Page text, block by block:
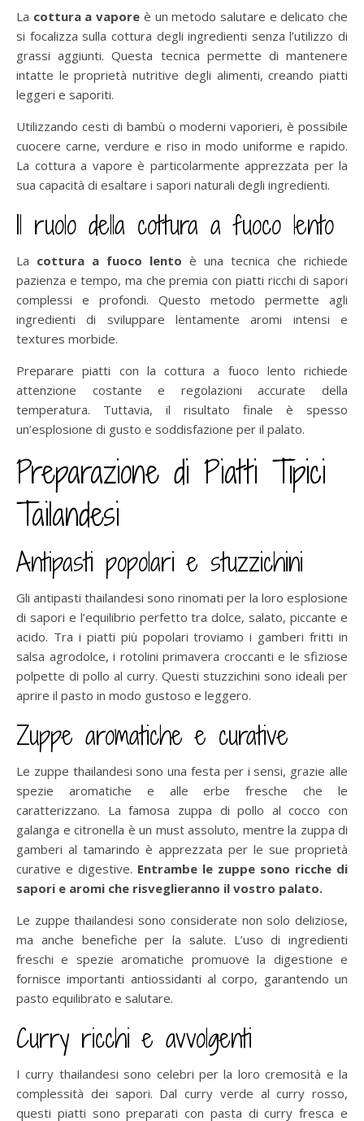
La cottura a vapore è un metodo salutare e delicato che
si focalizza sulla cottura degli ingredienti senza l’utilizzo di
grassi aggiunti. Questa tecnica permette di mantenere
intatte le proprietà nutritive degli alimenti, creando piatti
leggeri e saporiti.
Utilizzando cesti di bambù o moderni vaporieri, è possibile
cuocere carne, verdure e riso in modo uniforme e rapido.
La cottura a vapore è particolarmente apprezzata per la
sua capacità di esaltare i sapori naturali degli ingredienti.
Il ruolo della cottura a fuoco lento
La cottura a fuoco lento è una tecnica che richiede
pazienza e tempo, ma che premia con piatti ricchi di sapori
complessi e profondi. Questo metodo permette agli
ingredienti di sviluppare lentamente aromi intensi e
textures morbide.
Preparare piatti con la cottura a fuoco lento richiede
attenzione costante e regolazioni accurate della
temperatura. Tuttavia, il risultato finale è spesso
un’esplosione di gusto e soddisfazione per il palato.
Preparazione di Piatti Tipici
Tailandesi
Antipasti popolari e stuzzichini
Gli antipasti thailandesi sono rinomati per la loro esplosione
di sapori e l’equilibrio perfetto tra dolce, salato, piccante e
acido. Tra i piatti più popolari troviamo i gamberi fritti in
salsa agrodolce, i rotolini primavera croccanti e le sfiziose
polpette di pollo al curry. Questi stuzzichini sono ideali per
aprire il pasto in modo gustoso e leggero.
Zuppe aromatiche e curative
Le zuppe thailandesi sono una festa per i sensi, grazie alle
spezie aromatiche e alle erbe fresche che le
caratterizzano. La famosa zuppa di pollo al cocco con
galanga e citronella è un must assoluto, mentre la zuppa di
gamberi al tamarindo è apprezzata per le sue proprietà
curative e digestive. Entrambe le zuppe sono ricche di
sapori e aromi che risveglieranno il vostro palato.
Le zuppe thailandesi sono considerate non solo deliziose,
ma anche benefiche per la salute. L’uso di ingredienti
freschi e spezie aromatiche promuove la digestione e
fornisce importanti antiossidanti al corpo, garantendo un
pasto equilibrato e salutare.
Curry ricchi e avvolgenti
I curry thailandesi sono celebri per la loro cremosità e la
complessità dei sapori. Dal curry verde al curry rosso,
questi piatti sono preparati con pasta di curry fresca e